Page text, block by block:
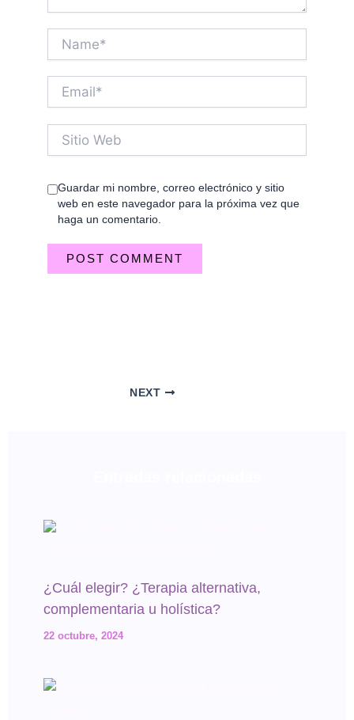
Email*
Sitio
Web
Guardar mi nombre, correo electrónico y sitio
web en este navegador para la próxima vez que
haga un comentario.
NEXT
¿Cuál elegir? ¿Terapia alternativa,
complementaria u holística?
22 octubre, 2024